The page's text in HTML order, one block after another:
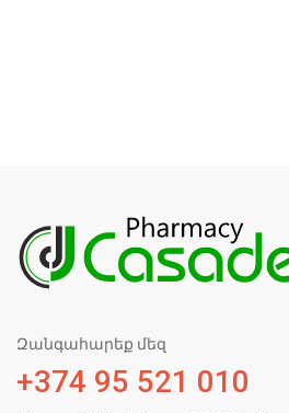
Զանգահարեք մեզ
+374 95 521 010